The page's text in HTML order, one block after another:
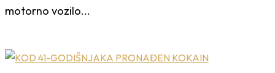
motorno vozilo...